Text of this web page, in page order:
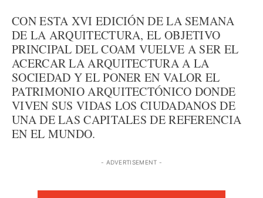
CON ESTA XVI EDICIÓN DE LA SEMANA
DE LA ARQUITECTURA, EL OBJETIVO
PRINCIPAL DEL COAM VUELVE A SER EL
ACERCAR LA ARQUITECTURA A LA
SOCIEDAD Y EL PONER EN VALOR EL
PATRIMONIO ARQUITECTÓNICO DONDE
VIVEN SUS VIDAS LOS CIUDADANOS DE
UNA DE LAS CAPITALES DE REFERENCIA
EN EL MUNDO.
- ADVERTISEMENT -